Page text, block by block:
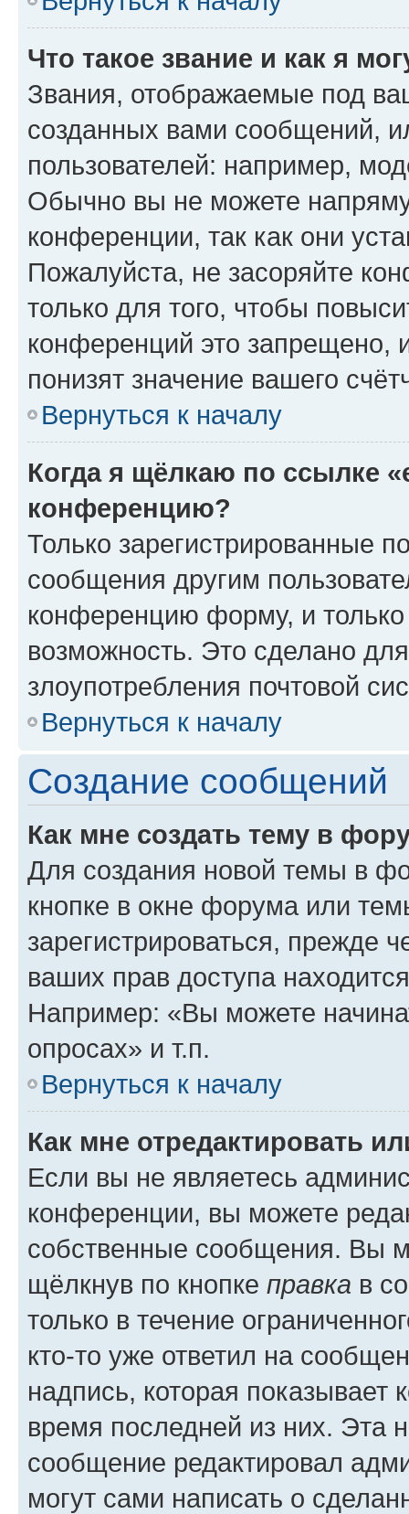
Что такое звание и как я
Звания, отображаемые под
созданных вами сообщений,
пользователей: например,
Обычно вы не можете
конференции, так как они
Пожалуйста, не засоряйте
только для того, чтобы
конференций это запрещено,
понизят значение вашего
Вернуться к началу
Когда я щёлкаю по ссылке
конференцию?
Только зарегистрированные
сообщения другим
конференцию форму, и
возможность. Это сделано
злоупотребления почтовой
Вернуться к началу
Создание сообщений
Как мне создать тему в
Для создания новой темы в
кнопке в окне форума или
зарегистрироваться, прежде
ваших прав доступа
Например: «Вы можете
опросах» и т.п.
Вернуться к началу
Как мне отредактировать
Если вы не являетесь
конференции, вы можете
собственные сообщения. Вы
щёлкнув по кнопке правка в
только в течение
кто-то уже ответил на
надпись, которая показывает
время последней из них. Эта
сообщение редактировал
могут сами написать о